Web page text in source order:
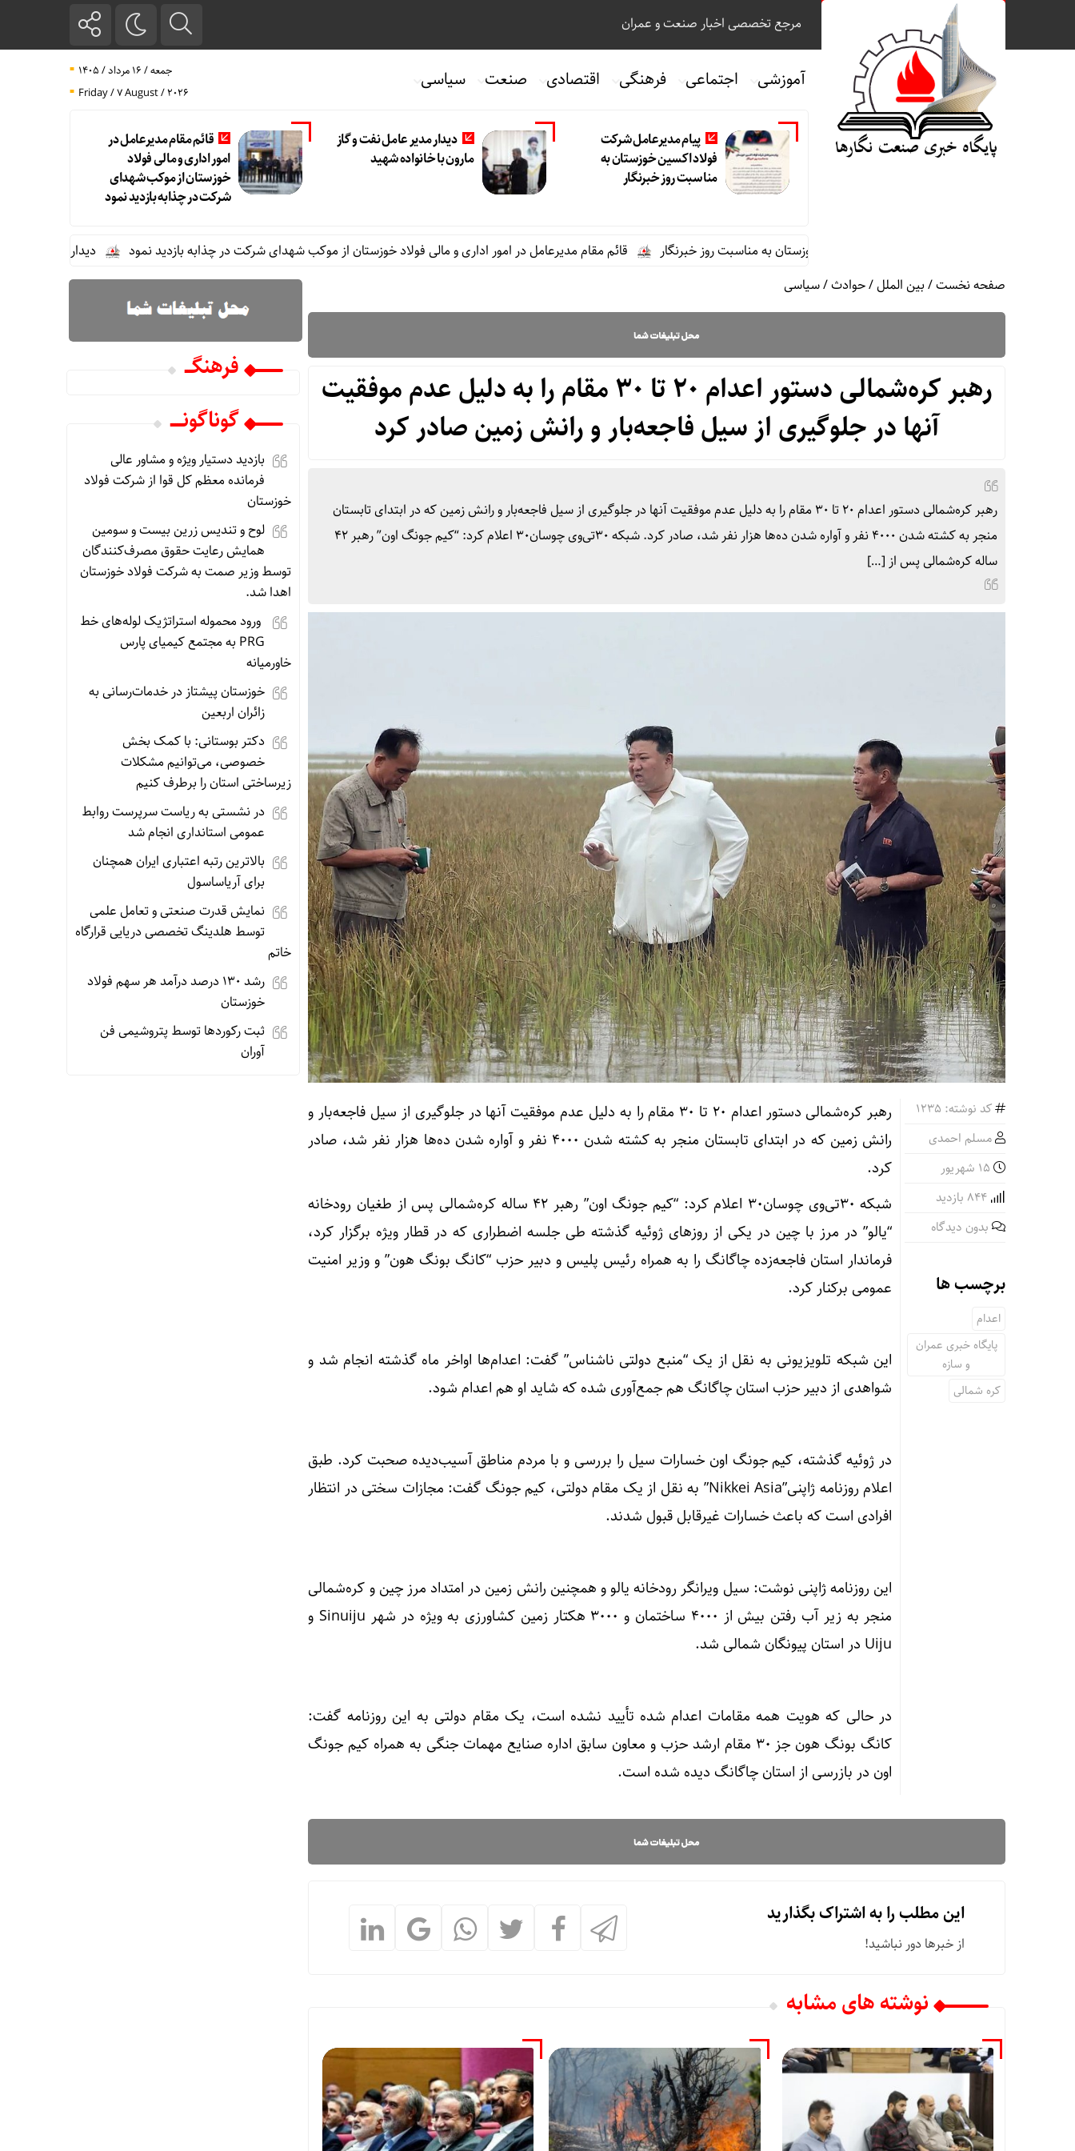
مرجع تخصصی اخبار صنعت و عمران
آموزشی اجتماعی فرهنگی اقتصادی صنعت سیاسی
جمعه / ۱۶ مرداد / ۱۴۰۵
Friday / 7 August / 2026
پیام مدیرعامل شرکت
فولاد اکسین خوزستان به
مناسبت روز خبرنگار
دیدار مدیر عامل نفت و گاز
مارون با خانواده شهید
قائم مقام مدیرعامل در
امور اداری و مالی فولاد
خوزستان از موکب شهدای
شرکت در چذابه بازدید نمود
پیام مدیرعامل شرکت فولاد اکسین خوزستان به مناسبت روز خبرنگار قائم مقام مدیرعامل در امور اداری و مالی فولاد خوزستان از موکب شهدای شرکت در چذابه بازدید نمود
دیدار سرپرست مدیریت
صفحه نخست/بین الملل/حوادث/سیاسی
رهبر کره‌شمالی دستور اعدام ۲۰ تا ۳۰ مقام را به دلیل عدم موفقیت
آنها در جلوگیری از سیل فاجعه‌بار و رانش زمین صادر کرد
رهبر کره‌شمالی دستور اعدام ۲۰ تا ۳۰ مقام را به دلیل عدم موفقیت آنها در جلوگیری از سیل فاجعه‌بار و رانش زمین که در ابتدای تابستان
منجر به کشته شدن ۴۰۰۰ نفر و آواره شدن ده‌ها هزار نفر شد، صادر کرد. شبکه ۳۰تی‌وی چوسان۳۰ اعلام کرد: “کیم جونگ اون” رهبر ۴۲
ساله کره‌شمالی پس از […]
کد نوشته: 1235
مسلم احمدی
بدون دیدگاه
برچسب ها
اعدام
پایگاه خبری عمران
و سازه
کره شمالی
رهبر کره‌شمالی دستور اعدام ۲۰ تا ۳۰ مقام را به دلیل عدم موفقیت آنها در جلوگیری از سیل فاجعه‌بار و
رانش زمین که در ابتدای تابستان منجر به کشته شدن ۴۰۰۰ نفر و آواره شدن ده‌ها هزار نفر شد، صادر
کرد.
شبکه ۳۰تی‌وی چوسان۳۰ اعلام کرد: “کیم جونگ اون” رهبر ۴۲ ساله کره‌شمالی پس از طغیان رودخانه
“یالو” در مرز با چین در یکی از روزهای ژوئیه گذشته طی جلسه‌ اضطراری که در قطار ویژه برگزار کرد،
فرماندار استان فاجعه‌زده چاگانگ را به همراه رئیس پلیس و دبیر حزب “کانگ بونگ هون” و وزیر امنیت
عمومی برکنار کرد.
این شبکه تلویزیونی به نقل از یک “منبع دولتی ناشناس” گفت: اعدام‌ها اواخر ماه گذشته انجام شد و
شواهدی از دبیر حزب استان چاگانگ هم جمع‌آوری شده که شاید او هم اعدام شود.
در ژوئیه گذشته، کیم جونگ اون خسارات سیل را بررسی و با مردم مناطق آسیب‌دیده صحبت کرد. طبق
اعلام روزنامه ژاپنی”Nikkei Asia” به نقل از یک مقام دولتی، کیم جونگ گفت: مجازات سختی در انتظار
افرادی است که باعث خسارات غیرقابل قبول شدند.
این روزنامه ژاپنی نوشت: سیل ویرانگر رودخانه یالو و همچنین رانش زمین در امتداد مرز چین و کره‌شمالی
منجر به زیر آب رفتن بیش از ۴۰۰۰ ساختمان و ۳۰۰۰ هکتار زمین کشاورزی به ویژه در شهر Sinuiju و
Uiju در استان پیونگان شمالی شد.
در حالی که هویت همه مقامات اعدام شده تأیید نشده است، یک مقام دولتی به این روزنامه گفت:
کانگ بونگ هون جز ۳۰ مقام ارشد حزب و معاون سابق اداره صنایع مهمات جنگی به همراه کیم جونگ
اون در بازرسی از استان چاگانگ دیده شده است.
این مطلب را به اشتراک بگذارید
از خبرها دور نباشید!
نوشته های مشابه
فرهنگـــ
گوناگونـــــ
بازدید دستیار ویژه و مشاور عالی
فرمانده معظم کل قوا از شرکت فولاد
خوزستان
لوح و تندیس زرین بیست و سومین
همایش رعایت حقوق مصرف‌کنندگان
توسط وزیر صمت به شرکت فولاد خوزستان
اهدا شد.
ورود محموله استراتژیک لوله‌های خط
PRG به مجتمع کیمیای پارس
خاورمیانه
خوزستان پیشتاز در خدمات‌رسانی به
زائران اربعین
دکتر بوستانی: با کمک بخش
خصوصی، می‌توانیم مشکلات
زیرساختی استان را برطرف کنیم
در نشستی به ریاست سرپرست روابط
عمومی استانداری انجام شد
بالاترین رتبه اعتباری ایران همچنان
برای آریاساسول
نمایش قدرت صنعتی و تعامل علمی
توسط هلدینگ تخصصی دریایی قرارگاه
خاتم
رشد ۱۳۰ درصد درآمد هر سهم فولاد
خوزستان
ثبت رکوردها توسط پتروشیمی فن
آوران